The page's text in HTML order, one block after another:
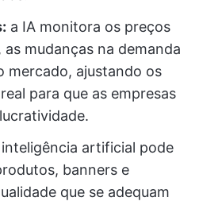
a IA monitora os preços
mudanças na demanda
mercado, ajustando os
para que as empresas
inteligência artificial pode
banners e
que se adequam